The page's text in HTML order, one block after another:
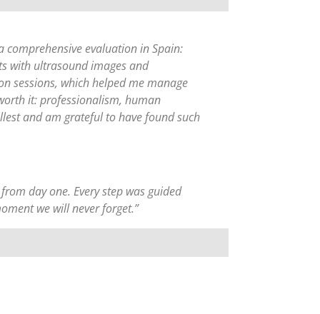
comprehensive evaluation in Spain:
with ultrasound images and
sessions, which helped me manage
it: professionalism, human
and am grateful to have found such
day one. Every step was guided
we will never forget.”